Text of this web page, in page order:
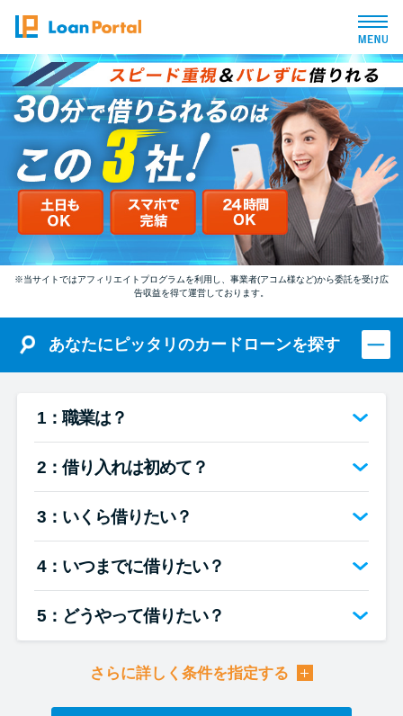
トップページ
おすすめコンテンツ
総合人気ランキング
とにかくすぐ借りたい方向け
バレずに借りたい方向け
便利なコンテンツ
カードローン診断
カードローンQ&A
特集ページ
リボ払いをそのまま払いきると
損！
※当サイトではアフィリエイトプログラムを利用し、事業者(アコム様など)から委託を受け広
告収益を得て運営しております。
あなたにピッタリのカードローンを探す
1：職業は？
2：借り入れは初めて？
3：いくら借りたい？
4：いつまでに借りたい？
5：どうやって借りたい？
さらに詳しく条件を指定する